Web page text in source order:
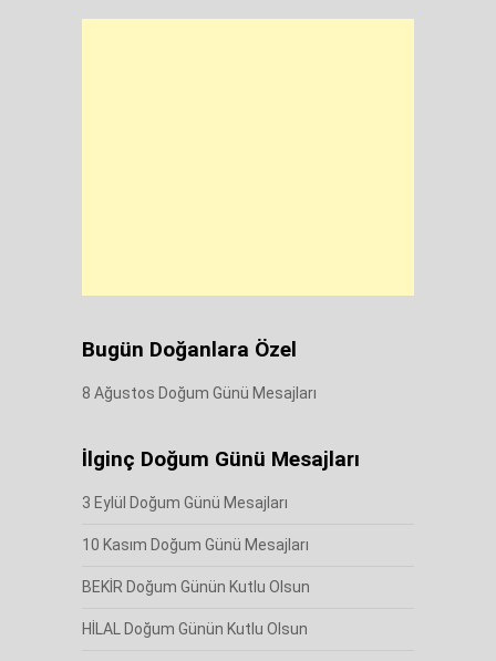
Bugün Doğanlara Özel
8 Ağustos Doğum Günü Mesajları
İlginç Doğum Günü Mesajları
3 Eylül Doğum Günü Mesajları
10 Kasım Doğum Günü Mesajları
BEKİR Doğum Günün Kutlu Olsun
HİLAL Doğum Günün Kutlu Olsun